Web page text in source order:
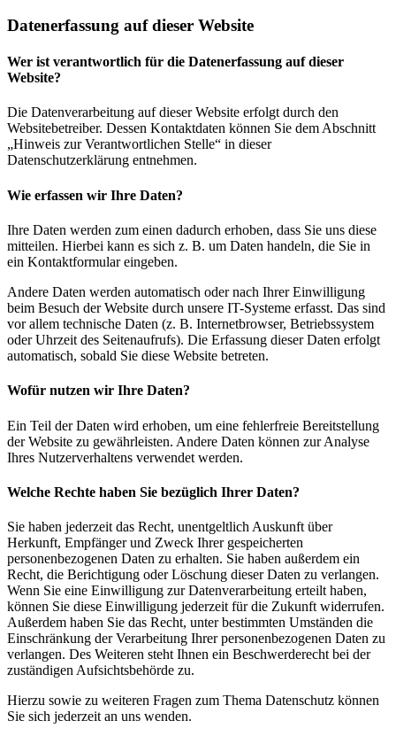
Datenerfassung auf dieser Website
Wer ist verantwortlich für die Datenerfassung auf dieser
Website?
Die Datenverarbeitung auf dieser Website erfolgt durch den
Websitebetreiber. Dessen Kontaktdaten können Sie dem Abschnitt
„Hinweis zur Verantwortlichen Stelle“ in dieser
Datenschutzerklärung entnehmen.
Wie erfassen wir Ihre Daten?
Ihre Daten werden zum einen dadurch erhoben, dass Sie uns diese
mitteilen. Hierbei kann es sich z. B. um Daten handeln, die Sie in
ein Kontaktformular eingeben.
Andere Daten werden automatisch oder nach Ihrer Einwilligung
beim Besuch der Website durch unsere IT-Systeme erfasst. Das sind
vor allem technische Daten (z. B. Internetbrowser, Betriebssystem
oder Uhrzeit des Seitenaufrufs). Die Erfassung dieser Daten erfolgt
automatisch, sobald Sie diese Website betreten.
Wofür nutzen wir Ihre Daten?
Ein Teil der Daten wird erhoben, um eine fehlerfreie Bereitstellung
der Website zu gewährleisten. Andere Daten können zur Analyse
Ihres Nutzerverhaltens verwendet werden.
Welche Rechte haben Sie bezüglich Ihrer Daten?
Sie haben jederzeit das Recht, unentgeltlich Auskunft über
Herkunft, Empfänger und Zweck Ihrer gespeicherten
personenbezogenen Daten zu erhalten. Sie haben außerdem ein
Recht, die Berichtigung oder Löschung dieser Daten zu verlangen.
Wenn Sie eine Einwilligung zur Datenverarbeitung erteilt haben,
können Sie diese Einwilligung jederzeit für die Zukunft widerrufen.
Außerdem haben Sie das Recht, unter bestimmten Umständen die
Einschränkung der Verarbeitung Ihrer personenbezogenen Daten zu
verlangen. Des Weiteren steht Ihnen ein Beschwerderecht bei der
zuständigen Aufsichtsbehörde zu.
Hierzu sowie zu weiteren Fragen zum Thema Datenschutz können
Sie sich jederzeit an uns wenden.